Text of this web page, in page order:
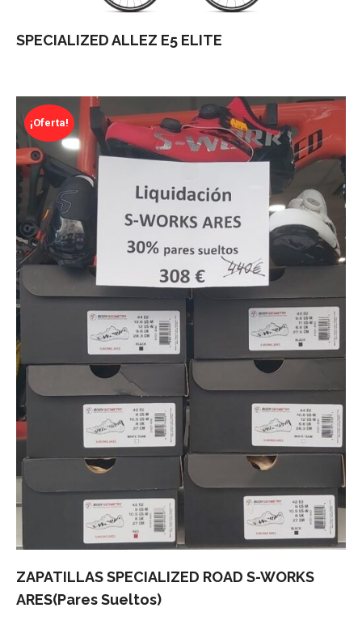
SPECIALIZED ALLEZ E5 ELITE
¡Oferta!
ZAPATILLAS SPECIALIZED ROAD S-WORKS
ARES(Pares Sueltos)